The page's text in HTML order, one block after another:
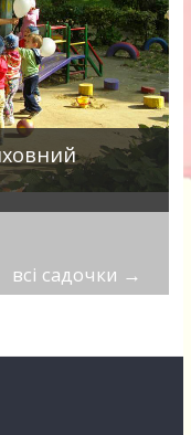
всі садочки →